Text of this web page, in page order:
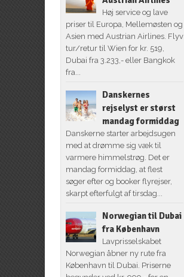
Høj service og lave
priser til Europa, Mellemøsten og
Asien med Austrian Airlines. Flyv
tur/retur til Wien for kr. 519,
Dubai fra 3.233,- eller Bangkok
fra...
Danskernes
rejselyst er størst
mandag formiddag
Danskerne starter arbejdsugen
med at drømme sig væk til
varmere himmelstrøg. Det er
mandag formiddag, at flest
søger efter og booker flyrejser,
skarpt efterfulgt af tirsdag...
Norwegian til Dubai
fra København
Lavprisselskabet
Norwegian åbner ny rute fra
København til Dubai. Priserne